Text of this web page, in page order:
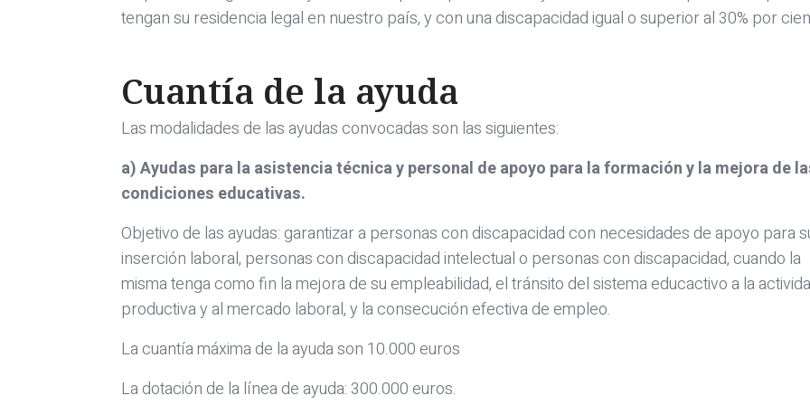
tengan su residencia legal en nuestro país, y con una discapacidad igual o superior al 30% por
Cuantía de la ayuda
Las modalidades de las ayudas convocadas son las siguientes:
a) Ayudas para la asistencia técnica y personal de apoyo para la formación y la mejora de
condiciones educativas.
Objetivo de las ayudas: garantizar a personas con discapacidad con necesidades de apoyo para
inserción laboral, personas con discapacidad intelectual o personas con discapacidad, cuando la
misma tenga como fin la mejora de su empleabilidad, el tránsito del sistema educactivo a la
productiva y al mercado laboral, y la consecución efectiva de empleo.
La cuantía máxima de la ayuda son 10.000 euros
La dotación de la línea de ayuda: 300.000 euros.